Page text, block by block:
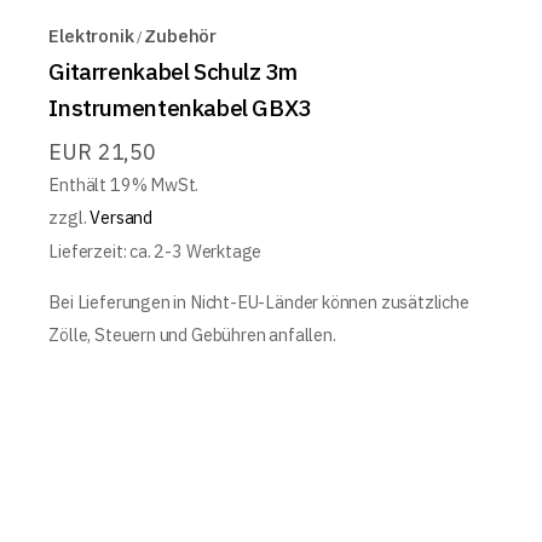
Elektronik Zubehör
Gitarrenkabel Schulz 3m
Instrumentenkabel GBX3
EUR 21,50
Enthält 19% MwSt.
zzgl.Versand
Lieferzeit: ca. 2-3 Werktage
Bei Lieferungen in Nicht-EU-Länder können zusätzliche
Zölle, Steuern und Gebühren anfallen.